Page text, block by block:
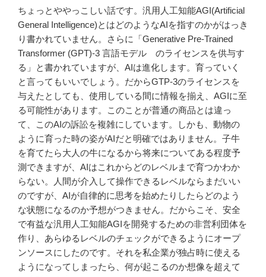
ちょっとややっこしい話です。汎用人工知能AGI(Artificial
General Intelligence)とはどのようなAIを指すのかがはっき
り書かれていません。さらに「Generative Pre-Trained
Transformer (GPT)-3 言語モデル のライセンスを供与す
る」と書かれていますが、AIは進化します。育っていく
と言ってもいいでしょう。だからGTP-3のライセンスを
与えたとしても、使用している間に情報を揃え、AGIに至
る可能性があります。このことが普通の商品とは違っ
て、このAIの訴訟を複雑にしています。しかも、動物の
ように育った時の姿がAIだと明確ではありません。子牛
を育てたら大人の牛になるから将来についてある程度予
測できますが、AIはこれからどのレベルまで育つかわか
らない。人間が介入して操作できるレベルならまだいい
のですが、AIが自律的に思考を始めたりしたらどのよう
な状態になるのか予想がつきません。だからこそ、安全
で有益な汎用人工知能AGIを開発するための非営利団体を
作り、あらゆるレベルのチェックができるようにオープ
ンソースにしたのです。それを私企業が独占時に使える
ようになってしまったら、何が起こるのか想像を超えて